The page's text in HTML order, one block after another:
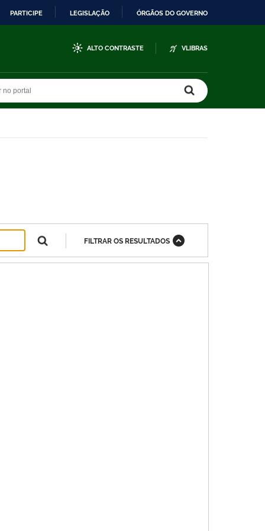
PARTICIPE LEGISLAÇÃO ÓRGÃOS DO GOVERNO
ALTO CONTRASTE VLIBRAS
FILTRAR OS RESULTADOS